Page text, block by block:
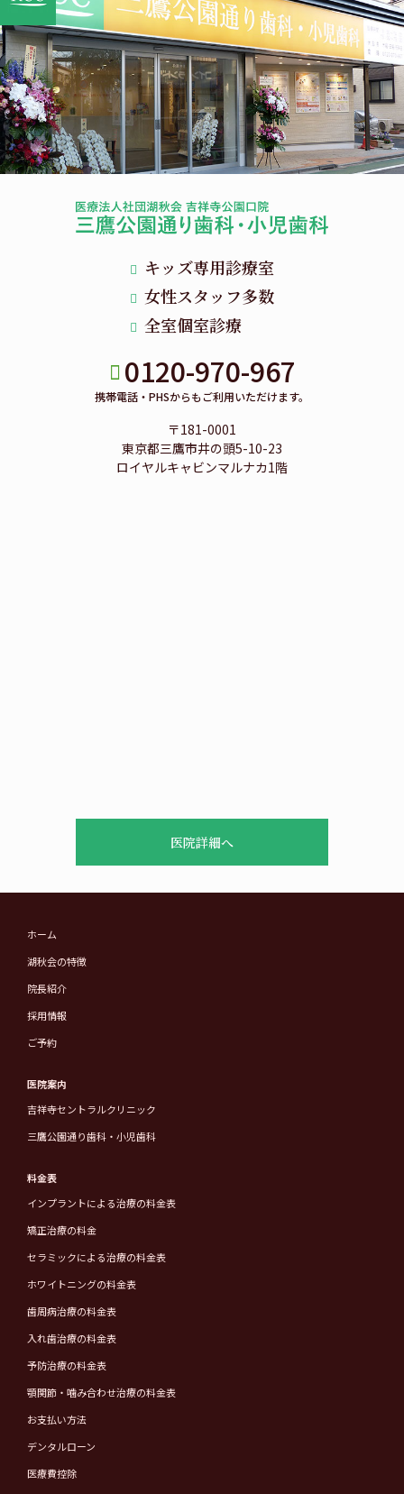
キッズ専用診療室
女性スタッフ多数
全室個室診療
0120-970-967
携帯電話・PHSからもご利用いただけます。
〒181-0001
東京都三鷹市井の頭5-10-23
ロイヤルキャビンマルナカ1階
医院詳細へ
ホーム
湖秋会の特徴
院長紹介
採用情報
ご予約
医院案内
吉祥寺セントラルクリニック
三鷹公園通り歯科・小児歯科
料金表
インプラントによる治療の料金表
矯正治療の料金
セラミックによる治療の料金表
ホワイトニングの料金表
歯周病治療の料金表
入れ歯治療の料金表
予防治療の料金表
顎関節・噛み合わせ治療の料金表
お支払い方法
デンタルローン
医療費控除